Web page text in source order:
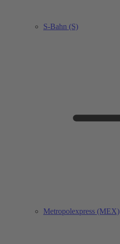
S-Bahn (S)
Metropolexpress (MEX)